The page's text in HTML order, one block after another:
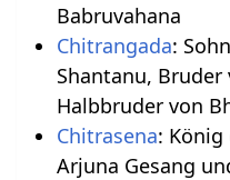
Babruvahana
Chitrangada:
Shantanu,
Halbbruder von
Chitrasena:
Arjuna Gesang